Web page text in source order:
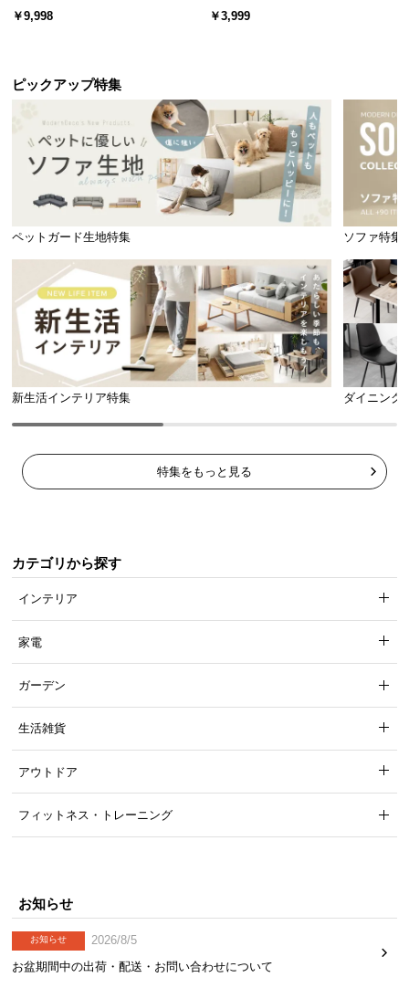
ード 木目/石目調 オープン収納・
引き出し収納付き
￥9,998
スチール 4段階高さ調節 サイドフ
ック オープンラック シンプル
￥3,999
ピックアップ特集
ペットガード生地特集 ソファ特集
新生活インテリア特集 ダイニング
特集をもっと見る
カテゴリから探す
インテリア
家電
ガーデン
生活雑貨
アウトドア
フィットネス・トレーニング
お知らせ
お知らせ
2026/8/5
お盆期間中の出荷・配送・お問い合わせについて